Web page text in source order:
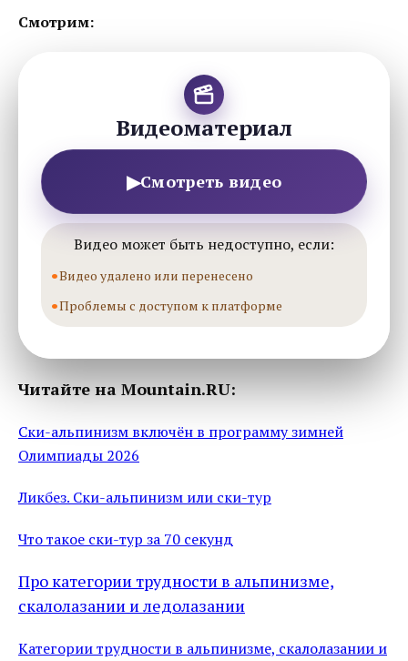
Смотрим:
Видеоматериал
▶Смотреть видео
Видео может быть недоступно, если:
Видео удалено или перенесено
Проблемы с доступом к платформе
Читайте на Mountain.RU:
Ски-альпинизм включён в программу зимней
Олимпиады 2026
Ликбез. Ски-альпинизм или ски-тур
Что такое ски-тур за 70 секунд
Про категории трудности в альпинизме,
скалолазании и ледолазании
Категории трудности в альпинизме, скалолазании и